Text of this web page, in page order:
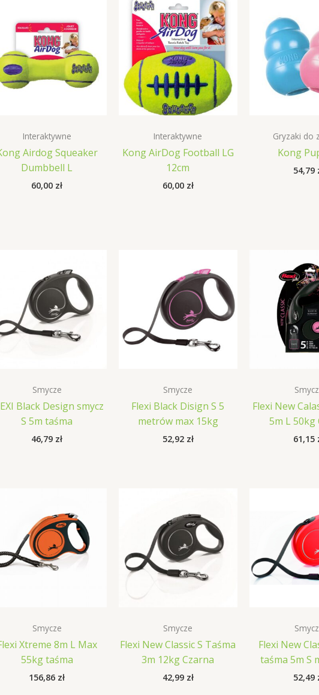
Interaktywne
Airdog Squeaker
Dumbbell L
60,00 zł
Interaktywne
Kong AirDog Football LG
12cm
60,00 zł
Gryzaki do
Kong
54,79
Smycze
Black Design smycz
S 5m taśma
46,79 zł
Smycze
Flexi Black Disign S 5
metrów max 15kg
52,92 zł
Flexi New
5m L 50kg
61,15
Smycze
Xtreme 8m L Max
55kg taśma
156,86 zł
Smycze
Flexi New Classic S Taśma
3m 12kg Czarna
42,99 zł
Flexi New
taśma 5m S
52,49